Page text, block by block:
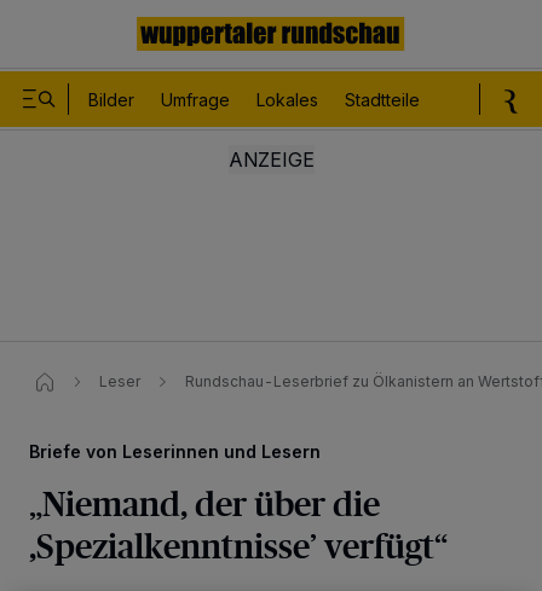
Bilder Umfrage Lokales Stadtteile
Leser Rundschau-Leserbrief zu Ölkanistern an
Briefe von Leserinnen und Lesern
„Niemand, der über die
,Spezialkenntnisse’ verfügt“